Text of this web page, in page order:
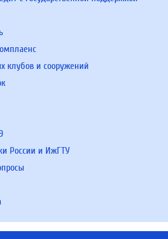
клубов и сооружений
России и ИжГТУ